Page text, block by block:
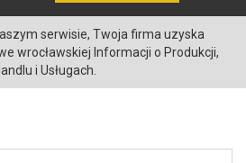
serwisie, Twoja firma uzyska
wrocławskiej Informacji o Produkcji,
i Usługach.